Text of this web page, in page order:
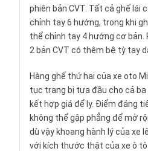
phiên bản CVT. Tất cả ghế lái
chỉnh tay 6 hướng, trong khi
thể chỉnh tay 4 hướng cơ bản.
2 bản CVT có thêm bệ tỳ tay
Hàng ghế thứ hai của xe oto
tục trang bị tựa đầu cho cả
kết hợp giá để ly. Điểm đáng
không thể gập phẳng để mở
dù vậy khoang hành lý của xe
với kích thước thật của xe ô